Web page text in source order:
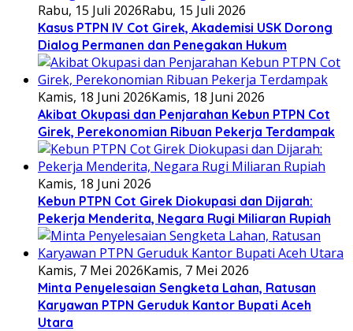
Rabu, 15 Juli 2026Rabu, 15 Juli 2026
Kasus PTPN IV Cot Girek, Akademisi USK Dorong
Dialog Permanen dan Penegakan Hukum
Kamis, 18 Juni 2026Kamis, 18 Juni 2026
Akibat Okupasi dan Penjarahan Kebun PTPN Cot
Girek, Perekonomian Ribuan Pekerja Terdampak
Kamis, 18 Juni 2026
Kebun PTPN Cot Girek Diokupasi dan Dijarah:
Pekerja Menderita, Negara Rugi Miliaran Rupiah
Kamis, 7 Mei 2026Kamis, 7 Mei 2026
Minta Penyelesaian Sengketa Lahan, Ratusan
Karyawan PTPN Geruduk Kantor Bupati Aceh
Utara